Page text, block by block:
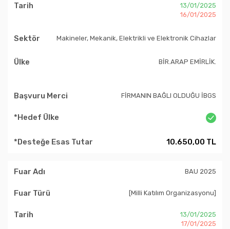
13/01/2025
16/01/2025
Makineler, Mekanik, Elektrikli ve Elektronik Cihazlar
BİR.ARAP EMİRLİK.
FİRMANIN BAĞLI OLDUĞU İBGS
10.650,00 TL
BAU 2025
[Milli Katılım Organizasyonu]
13/01/2025
17/01/2025